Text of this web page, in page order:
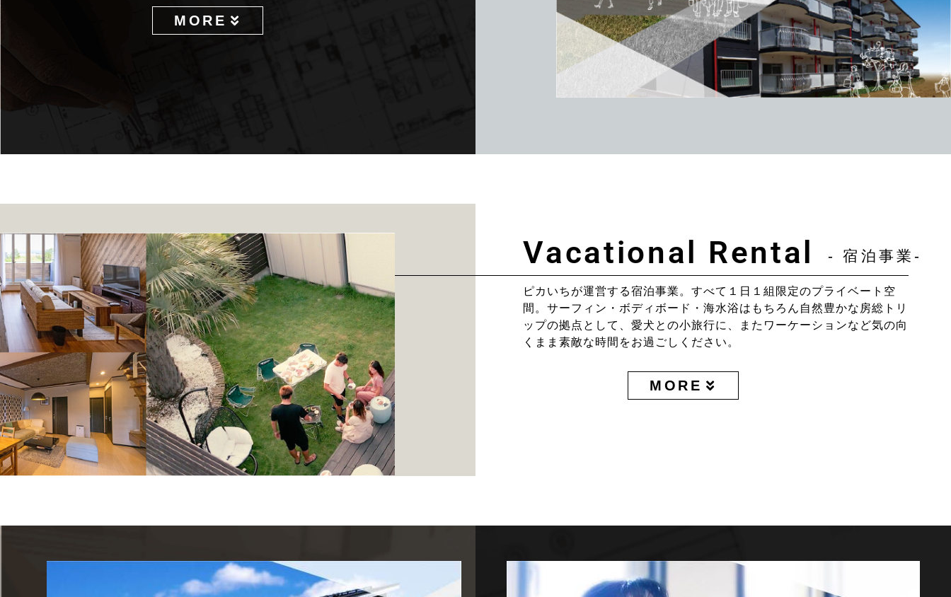
MORE
Vacational Rental - 宿泊事業-
ピカいちが運営する宿泊事業。すべて１日１組限定のプライベート空
間。サーフィン・ボディボード・海水浴はもちろん自然豊かな房総トリ
ップの拠点として、愛犬との小旅行に、またワーケーションなど気の向
くまま素敵な時間をお過ごしください。
MORE